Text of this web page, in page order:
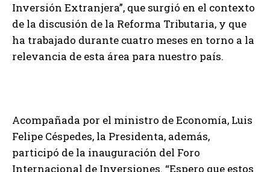
Inversión Extranjera”, que surgió en el contexto
de la discusión de la Reforma Tributaria, y que
ha trabajado durante cuatro meses en torno a la
relevancia de esta área para nuestro país.
Acompañada por el ministro de Economía, Luis
Felipe Céspedes, la Presidenta, además,
participó de la inauguración del Foro
Internacional de Inversiones. “Espero que estos